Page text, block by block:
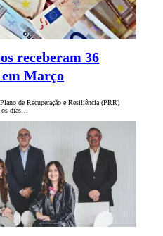
receberam 36
em Março
de Recuperação e Resiliência (PRR)
os dias…